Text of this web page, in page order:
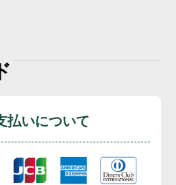
払いについて